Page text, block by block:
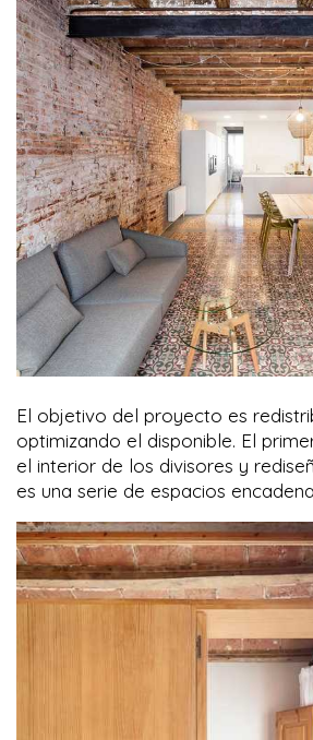
El objetivo del proyecto es
optimizando el disponible. El
el interior de los divisores y
es una serie de espacios